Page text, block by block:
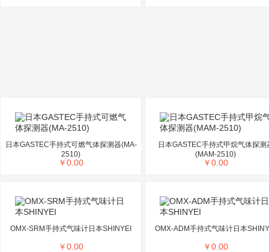
日本GASTEC手持式可燃气体探测器(MA-
2510)
￥0.00
日本GASTEC手持式甲烷气体探测
(MAM-2510)
￥0.00
OMX-SRM手持式气味计日本SHINYEI
￥0.00
OMX-ADM手持式气味计日本
￥0.00